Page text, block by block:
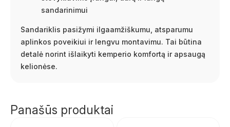
sandarinimui
Sandariklis pasižymi ilgaamžiškumu, atsparumu
aplinkos poveikiui ir lengvu montavimu. Tai būtina
detalė norint išlaikyti kemperio komfortą ir apsaugą
kelionėse.
Panašūs produktai